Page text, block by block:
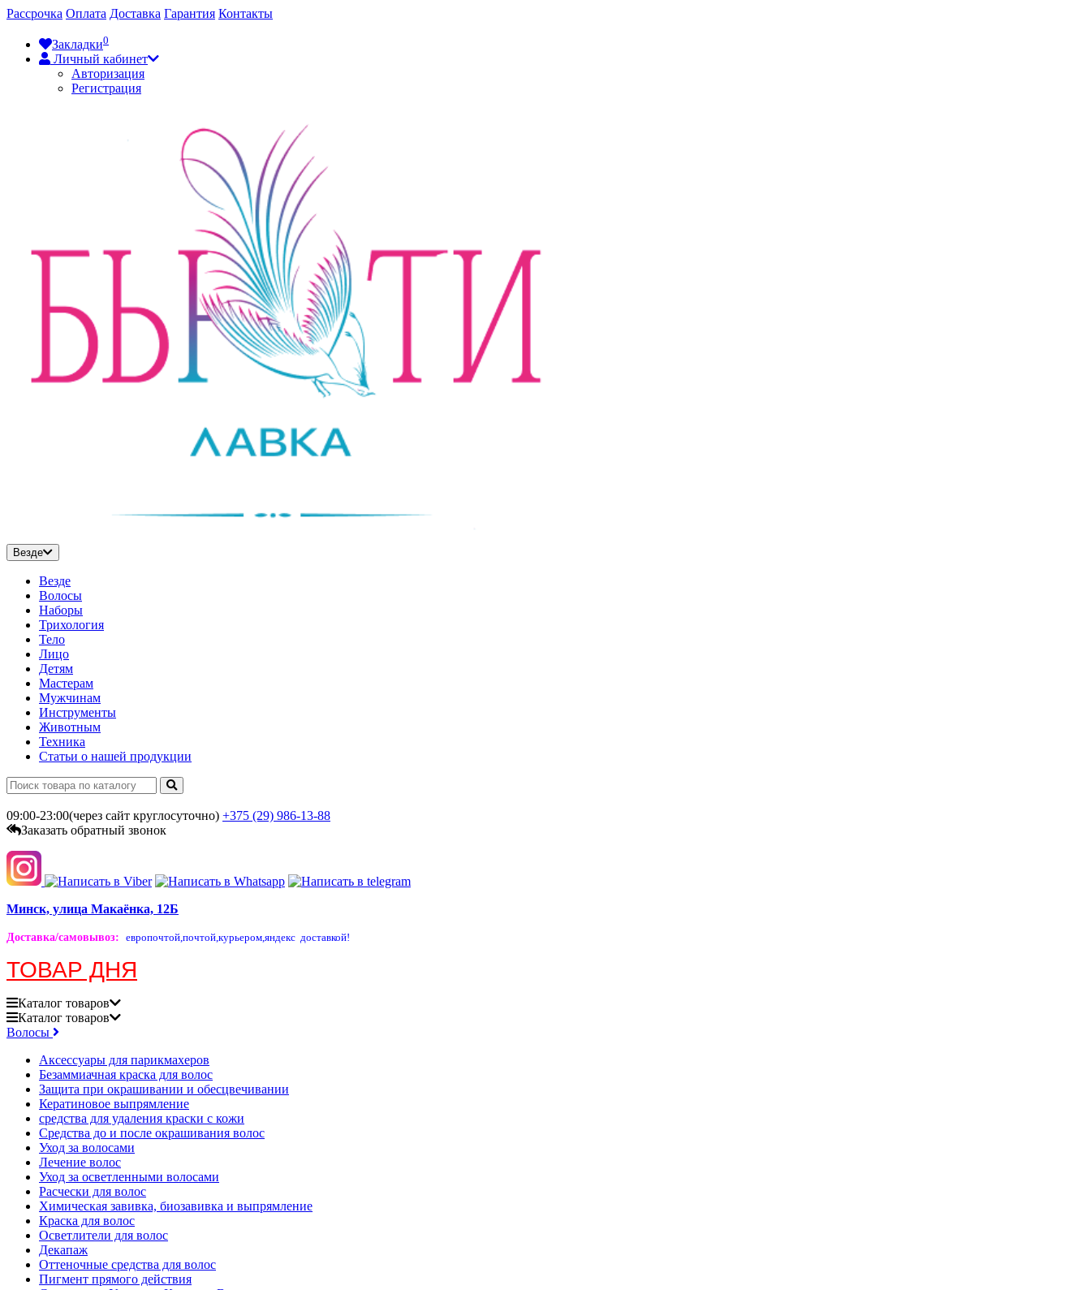
Рассрочка Оплата Доставка Гарантия Контакты
Закладки0
Личный кабинет
Авторизация
Регистрация
Везде
Везде
Волосы
Наборы
Трихология
Тело
Лицо
Детям
Мастерам
Мужчинам
Инструменты
Животным
Техника
Статьи о нашей продукции
09:00-23:00(через сайт круглосуточно) +375 (29) 986-13-88
Заказать обратный звонок
Минск, улица Макаёнка, 12Б
Доставка/самовывоз: европочтой,почтой,курьером,яндекс доставкой!
ТОВАР ДНЯ
Каталог товаров
Каталог товаров
Волосы
Аксессуары для парикмахеров
Безаммиачная краска для волос
Защита при окрашивании и обесцвечивании
Кератиновое выпрямление
средства для удаления краски с кожи
Средства до и после окрашивания волос
Уход за волосами
Лечение волос
Уход за осветленными волосами
Расчески для волос
Химическая завивка, биозавивка и выпрямление
Краска для волос
Осветлители для волос
Декапаж
Оттеночные средства для волос
Пигмент прямого действия